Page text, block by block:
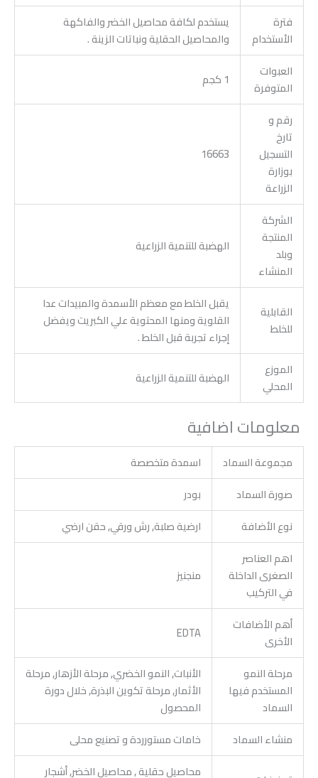
فترة
الأستخدام
يستخدم لكافة محاصيل الخضر والفاكهة
والمحاصيل الحقلية ونباتات الزينة .
العبوات
المتوفرة
1 كجم
رقم و
تارخ
التسجيل
بوزارة
الزراعة
16663
الشركة
المنتجة
وبلد
المنشاء
الهضبة للتنمية الزراعية
القابلية
للخلط
يقبل الخلط مع معظم الأسمدة والمبيدات عدا
القلوية ومنها المحتوية علي الكبريت ويفضل
إجراء تجربة قبل الخلط .
الموزع
المحلي
الهضبة للتنمية الزراعية
معلومات اضافية
مجموعة السماد
اسمدة متخصصة
صورة السماد
بودر
نوع الأضافة
ارضية صلبة, رش ورقي, حقن ارضي
اهم العناصر
الصغرى الداخلة
في التركيب
منجنيز
أهم الأضافات
الأخرى
EDTA
مرحلة النمو
المستخدم فيها
السماد
الأنبات, النمو الخضري, مرحلة الأزهار, مرحلة
الأثمار, مرحلة تكوين البذرة, خلال دورة
المحصول
منشاء السماد
خامات مستورردة و تصنيع محلى
محاصيل حقلية , محاصيل الخضر, أشجار